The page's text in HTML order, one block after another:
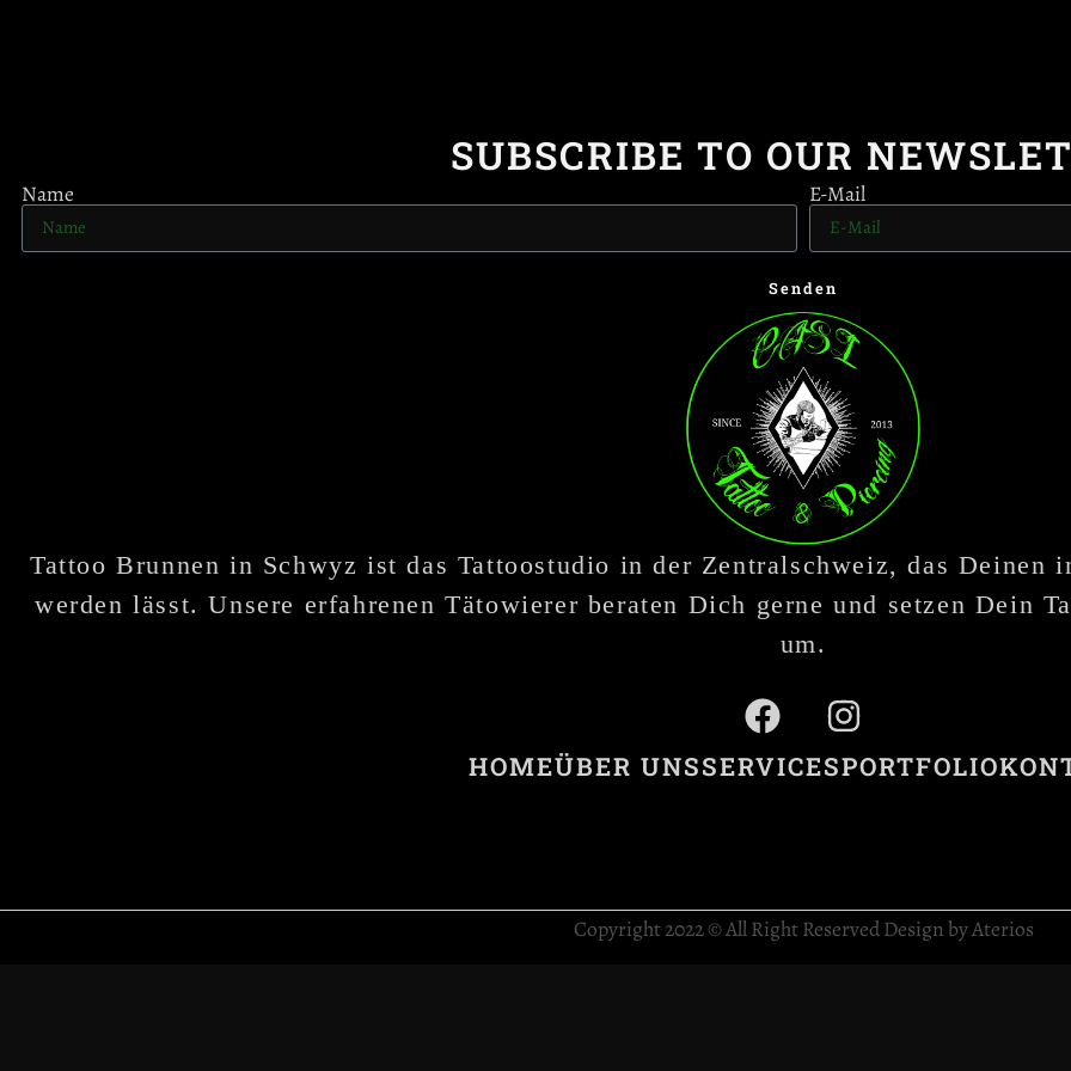
SUBSCRIBE TO OUR
Name E-Mail
Senden
Tattoo Brunnen in Schwyz ist das Tattoostudio in der Zentralschweiz, das
werden lässt. Unsere erfahrenen Tätowierer beraten Dich gerne und setzen Dein
um.
HOMEÜBER UNSSERVICESPORTFOLIO
Copyright 2022 © All Right Reserved Design by Aterios